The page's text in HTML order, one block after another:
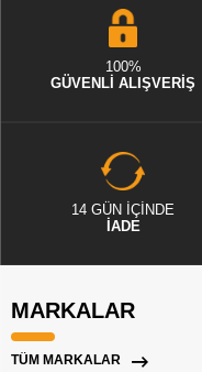
100%
GÜVENLİ ALIŞVERİŞ
14 GÜN İÇİNDE
İADE
MARKALAR
TÜM MARKALAR